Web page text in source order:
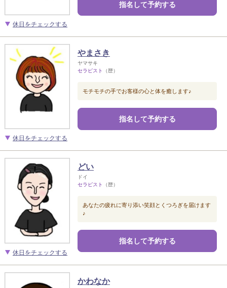
休日をチェックする
指名して予約する
休日をチェックする
やまさき
ヤマサキ
セラピスト
（歴）
モチモチの手でお客様の心と体を癒します♪
指名して予約する
休日をチェックする
どい
ドイ
セラピスト
（歴）
あなたの疲れに寄り添い笑顔とくつろぎを届けます
♪
指名して予約する
かわなか